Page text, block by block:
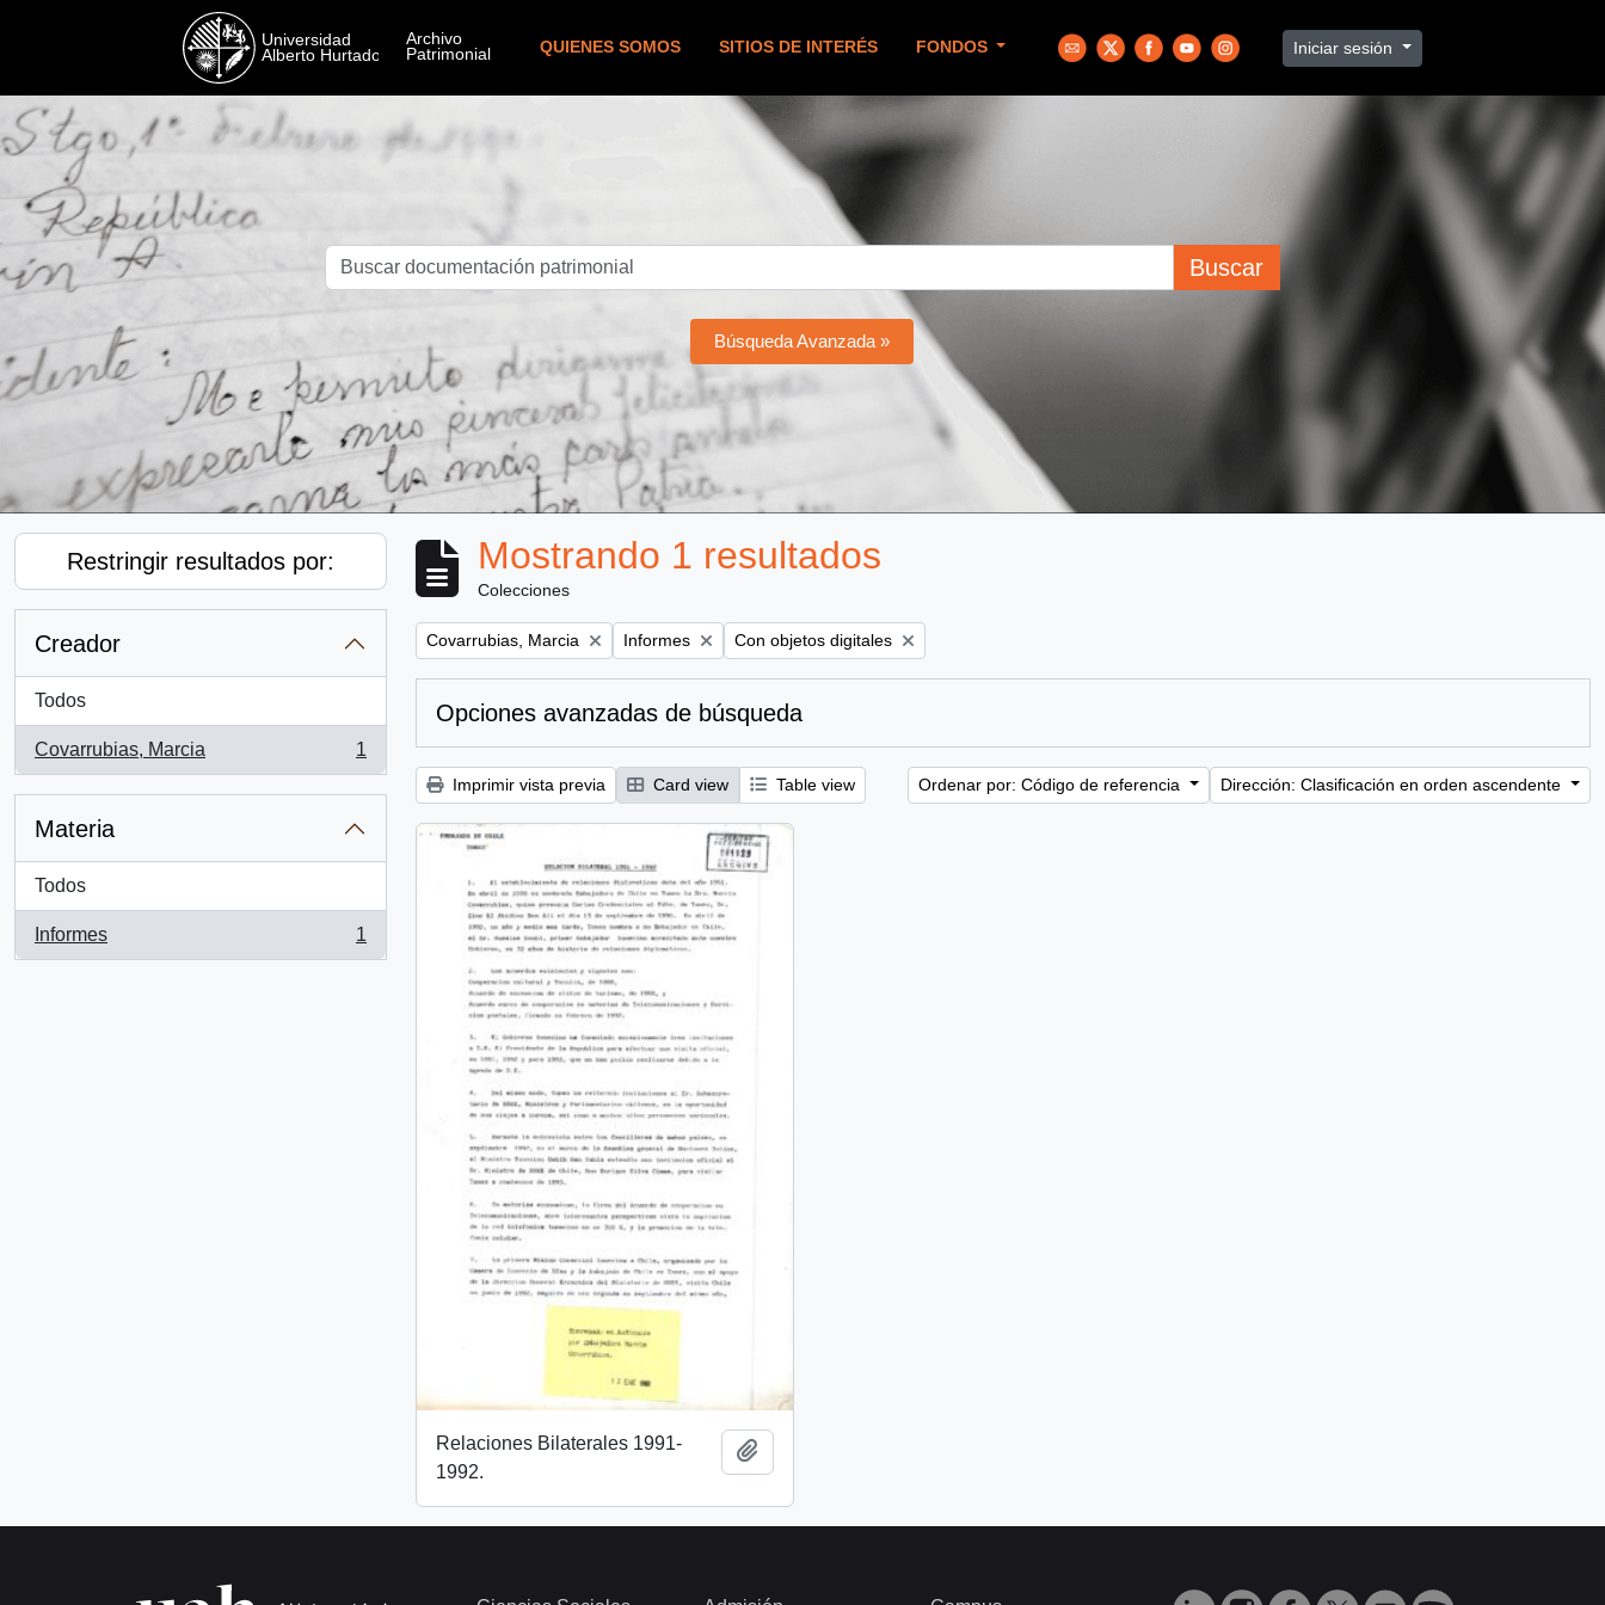
QUIENES SOMOS SITIOS DE INTERÉS FONDOS Iniciar sesión
Buscar
Búsqueda Avanzada »
Restringir resultados por:
Creador
Todos
Covarrubias, Marcia
, 1 resultados
1
Materia
Todos
Informes
, 1 resultados
1
Mostrando 1 resultados
Colecciones
Remove filter:
Covarrubias, Marcia Remove filter:
Informes Remove filter:
Con objetos digitales
Opciones avanzadas de búsqueda
Imprimir vista previa Card view Table view Ordenar por: Código de referencia Dirección: Clasificación en orden ascendente
Relaciones Bilaterales 1991-
1992.